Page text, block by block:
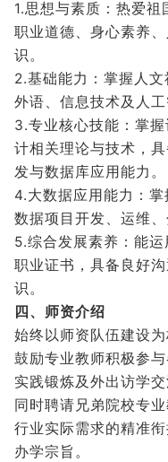
1.思想与素质：热爱
职业道德、身心素养
识。
2.基础能力：掌握人
外语、信息技术及人工
3.专业核心技能：掌
计相关理论与技术，
发与数据库应用能力。
4.大数据应用能力：
数据项目开发、运维
5.综合发展素养：能
职业证书，具备良好
识。
四、师资介绍
始终以师资队伍建设
鼓励专业教师积极参
实践锻炼及外出访学
同时聘请兄弟院校专
行业实际需求的精准
办学宗旨。